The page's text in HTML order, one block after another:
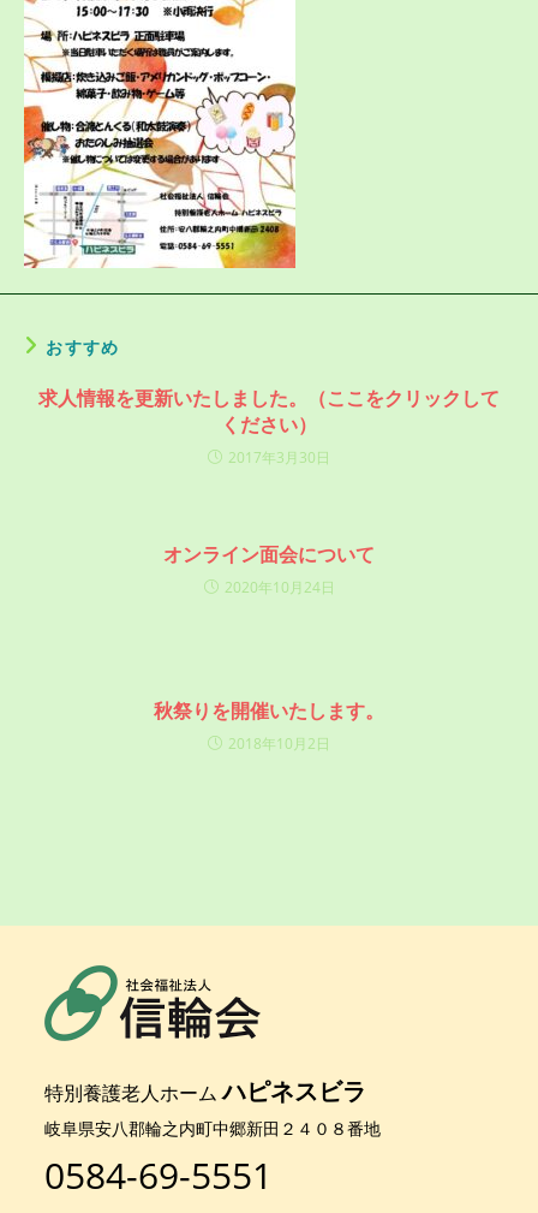
おすすめ
求人情報を更新いたしました。（ここをクリックして
ください）
2017年3月30日
オンライン面会について
2020年10月24日
秋祭りを開催いたします。
2018年10月2日
特別養護老人ホーム ハピネスビラ
岐阜県安八郡輪之内町中郷新田２４０８番地
0584-69-5551